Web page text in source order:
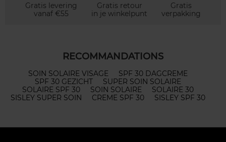
Gratis levering
vanaf €55
Gratis retour
in je winkelpunt
Gratis
verpakking
RECOMMANDATIONS
SOIN SOLAIRE VISAGE
SPF 30 DAGCREME
SPF 30 GEZICHT
SUPER SOIN SOLAIRE
SOLAIRE SPF 30
SOIN SOLAIRE
SOLAIRE 30
SISLEY SUPER SOIN
CREME SPF 30 SISLEY SPF 30